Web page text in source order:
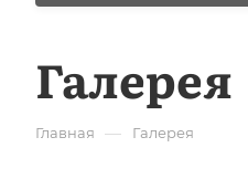
Галерея
Главная — Галерея